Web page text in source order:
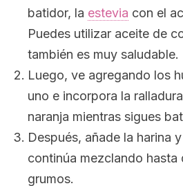
batidor, la estevia con el
Puedes utilizar aceite de
también es muy saludable.
Luego, ve agregando los
uno e incorpora la
naranja mientras sigues
Después, añade la harina
continúa mezclando hasta
grumos.